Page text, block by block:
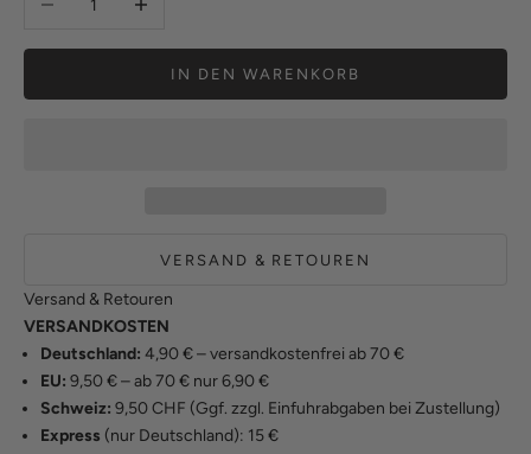
IN DEN WARENKORB
VERSAND & RETOUREN
Versand & Retouren
VERSANDKOSTEN
Deutschland: 4,90 € – versandkostenfrei ab 70 €
EU: 9,50 € – ab 70 € nur 6,90 €
Schweiz: 9,50 CHF (Ggf. zzgl. Einfuhrabgaben bei Zustellung)
Express (nur Deutschland): 15 €